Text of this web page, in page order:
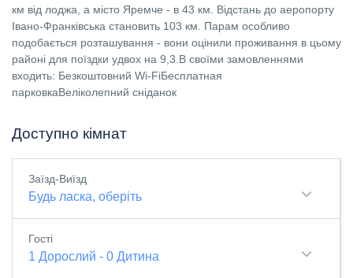
км від лоджа, а місто Яремче - в 43 км. Відстань до аеропорту
Івано-Франківська становить 103 км. Парам особливо
подобається розташування - вони оцінили проживання в цьому
районі для поїздки удвох на 9,3.В своїми замовленнями
входить: Безкоштовний Wi-FiБесплатная
парковкаВеліколепний сніданок
Доступно кімнат
Заїзд-Виїзд
Будь ласка, оберіть
Гості
1 Дорослий - 0 Дитина